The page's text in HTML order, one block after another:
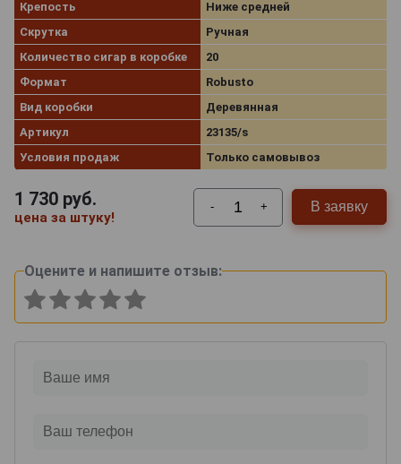
Крепость
Ниже средней
Скрутка
Ручная
Количество сигар в коробке
20
Формат
Robusto
Вид коробки
Деревянная
Артикул
23135/s
Условия продаж
Только самовывоз
1 730 руб.
цена за штуку!
- + В заявку
Оцените и напишите отзыв: